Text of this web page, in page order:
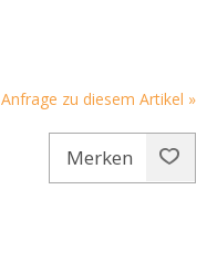
Anfrage zu diesem Artikel »
Merken